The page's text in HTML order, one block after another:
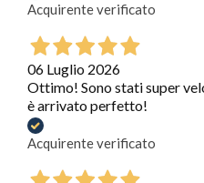
Acquirente verificato
06 Luglio 2026
Ottimo! Sono stati super
è arrivato perfetto!
Acquirente verificato